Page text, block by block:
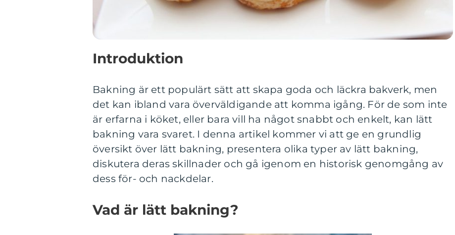
Introduktion
Bakning är ett populärt sätt att skapa goda och läckra bakverk, men
det kan ibland vara överväldigande att komma igång. För de som inte
är erfarna i köket, eller bara vill ha något snabbt och enkelt, kan lätt
bakning vara svaret. I denna artikel kommer vi att ge en grundlig
översikt över lätt bakning, presentera olika typer av lätt bakning,
diskutera deras skillnader och gå igenom en historisk genomgång av
dess för- och nackdelar.
Vad är lätt bakning?